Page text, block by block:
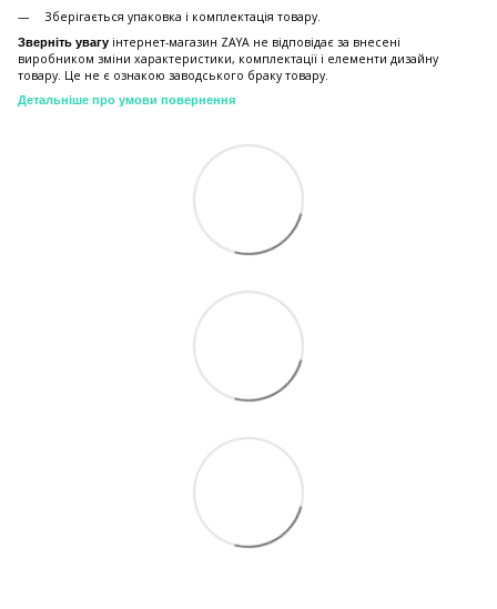
Зберiгається упаковка і комплектація товару.
Зверніть увагу інтернет-магазин ZAYA не відповідає за внесені
виробником зміни характеристики, комплектації і елементи дизайну
товару. Це не є ознакою заводського браку товару.
Детальніше про умови повернення